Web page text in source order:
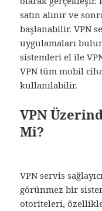
satın alınır ve
başlanabilir. VPN
uygulamaları
sistemleri el ile
VPN tüm mobil
kullanılabilir.
VPN
Mi?
VPN servis
görünmez bir
otoriteleri,